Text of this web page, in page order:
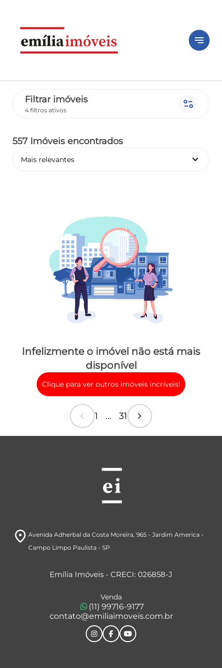
notes
Filtrar imóveis
4 filtros ativos page_info
557 Imóveis encontrados
Mais relevantes keyboard_arrow_down
Infelizmente o imóvel não está mais
disponível
Clique para ver outros imóveis incríveis!
chevron_left 1 ... 31 chevron_right
room Avenida Adherbal da Costa Moreira, 965- Jardim America -
Campo Limpo Paulista - SP
Emília Imóveis - CRECI: 026858-J
Venda
(11) 99716-9177
contato@emiliaimoveis.com.br